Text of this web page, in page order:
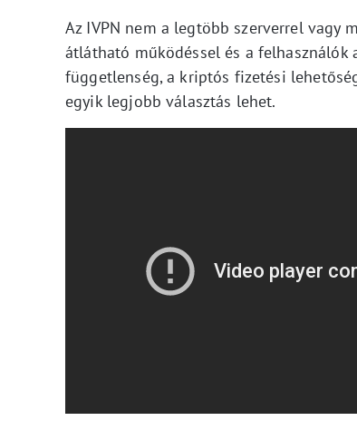
Az IVPN nem a legtöbb szerverrel vagy
átlátható működéssel és a felhasználók
függetlenség, a kriptós fizetési
egyik legjobb választás lehet.